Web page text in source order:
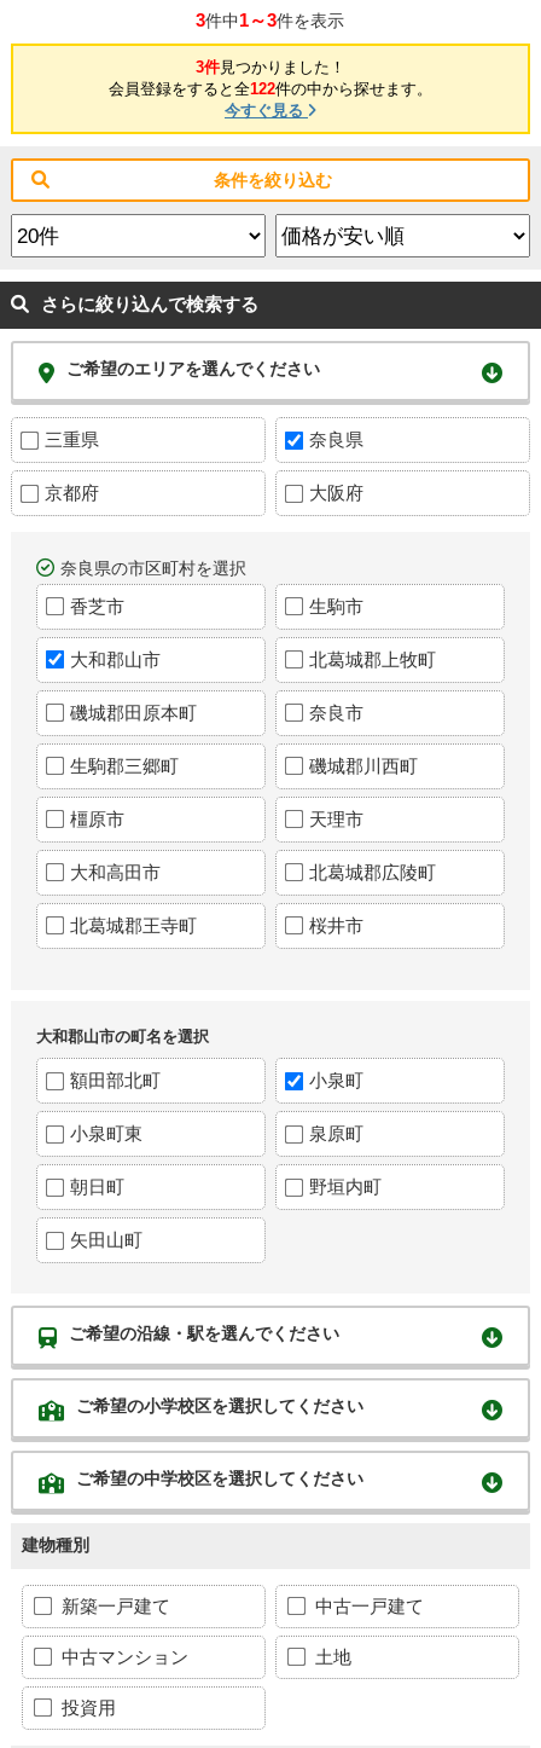
3件中1～3件を表示
3件見つかりました！
会員登録をすると全122件の中から探せます。
今すぐ見る
条件を絞り込む
さらに絞り込んで検索する
ご希望のエリアを選んでください
三重県 奈良県
京都府 大阪府
奈良県の市区町村を選択
香芝市 生駒市
大和郡山市 北葛城郡上牧町
磯城郡田原本町 奈良市
生駒郡三郷町 磯城郡川西町
橿原市 天理市
大和高田市 北葛城郡広陵町
北葛城郡王寺町 桜井市
大和郡山市の町名を選択
額田部北町 小泉町
小泉町東 泉原町
朝日町 野垣内町
矢田山町
ご希望の沿線・駅を選んでください
ご希望の小学校区を選択してください
ご希望の中学校区を選択してください
建物種別
新築一戸建て 中古一戸建て
中古マンション 土地
投資用